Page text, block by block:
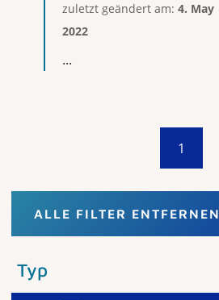
zuletzt geändert am: 4. May
2022
...
1
ALLE FILTER ENTFERNEN
Typ